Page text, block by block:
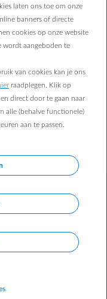
brengt leven in
voetafdruk. Hoe
kweek je goede
laten ons toe om onze
banners of directe
cookies op onze website
wordt aangeboden te
van cookies kan je ons
raadplegen. Klik op
direct door te gaan naar
alle (behalve functionele)
aan te passen.